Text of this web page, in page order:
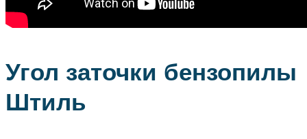
Угол заточки бензопилы
Штиль